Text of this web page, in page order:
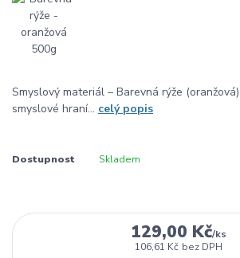
Smyslový materiál – Barevná rýže
smyslové hraní... celý popis
Dostupnost Skladem
129,00 Kč/ks
106,61 Kč bez DPH